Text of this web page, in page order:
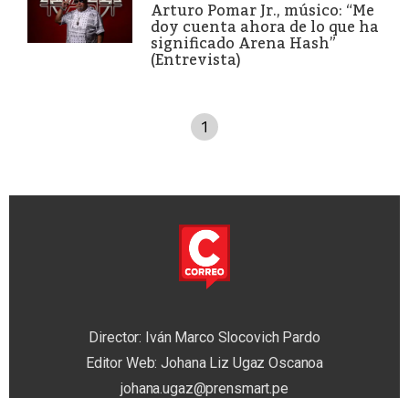
Arturo Pomar Jr., músico: “Me
doy cuenta ahora de lo que ha
significado Arena Hash”
(Entrevista)
1
Director: Iván Marco Slocovich Pardo
Editor Web: Johana Liz Ugaz Oscanoa
johana.ugaz@prensmart.pe